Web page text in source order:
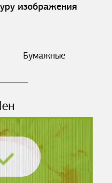
изображения
Бумажные